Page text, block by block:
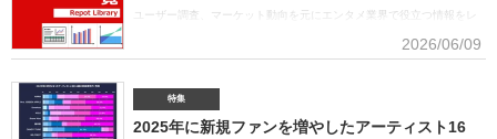
ティストがトータルセールス1位を受賞するのは、オリコン史上初となった。GREEN
APPLE（左から）藤澤涼架（Key）、大森元貴（Vo／Gt）、若井滉斗（Gt） アーティスト別
セールス部門「トータルランキング」は、音楽ソフト【シングル、アルバム、ミュージック
ユーザー調査、マーケット動向を元にエンタメ業界で役立つ情報をレ
調査 2026 価格戦略の策定、商品企画、値上げ検討時の判断材料とし
SNS・動画配信を横断したファン行動を分析。今後のマーケティング戦略に活用できる内容を
提供(2026年5月)アーティストグッズに関する調査2026「なぜ買うのか」「何が売れるのか」
「いくらまで買うのか」を明確化し、商品企画・価格設計・販売戦略に直結する示唆を提案
2026/06/09
特集
2025年に新規ファンを増やしたアーティスト16